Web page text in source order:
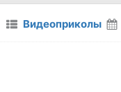
Видеоприколы